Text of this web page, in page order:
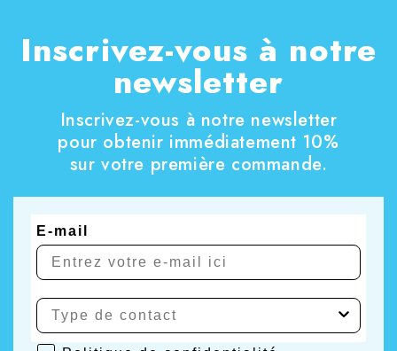
Inscrivez-vous à notre
newsletter
Inscrivez-vous à notre newsletter
pour obtenir immédiatement 10%
sur votre première commande.
E-mail